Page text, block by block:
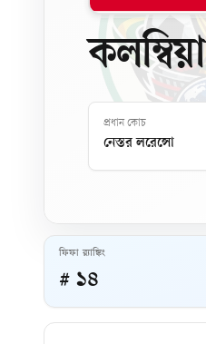
কলম্বিয়া
প্রধান কোচ
নেস্তর লরেন্সো
ফিফা র‍্যাঙ্কিং
# ১৪